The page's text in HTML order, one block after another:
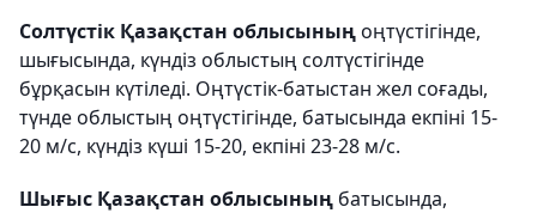
Солтүстік Қазақстан облысыныңоңтүстігінде,
шығысында, күндіз облыстың солтүстігінде
бұрқасын күтіледі. Оңтүстік-батыстан жел соғады,
түнде облыстың оңтүстігінде, батысында екпіні 15-
20 м/с, күндіз күші 15-20, екпіні 23-28 м/с.
Шығыс Қазақстан облысының батысында,